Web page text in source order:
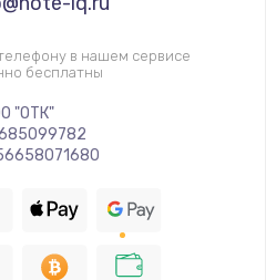
в нашем сервисе
бесплатны
"ОТК"